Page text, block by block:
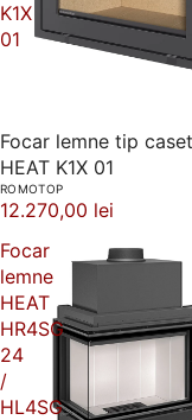
K1X
01
Focar lemne tip
HEAT K1X 01
ROMOTOP
12.270,00 lei
Focar
lemne
HEAT
HR4SG
24
/
HL4SG